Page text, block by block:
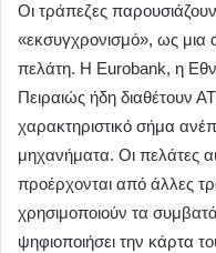
Οι τράπεζες
«εκσυγχρονισμό», ως μια
πελάτη. Η Eurobank, η
Πειραιώς ήδη διαθέτουν
χαρακτηριστικό σήμα
μηχανήματα. Οι πελάτες
προέρχονται από άλλες
χρησιμοποιούν τα
ψηφιοποιήσει την κάρτα